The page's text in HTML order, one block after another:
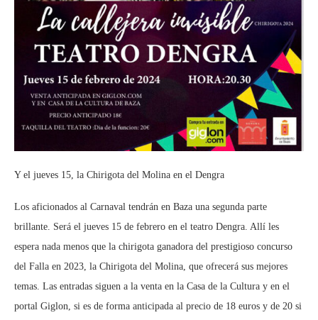
Y el jueves 15, la Chirigota del Molina en el Dengra
Los aficionados al Carnaval tendrán en Baza una segunda parte
brillante. Será el jueves 15 de febrero en el teatro Dengra. Allí les
espera nada menos que la chirigota ganadora del prestigioso concurso
del Falla en 2023, la Chirigota del Molina, que ofrecerá sus mejores
temas. Las entradas siguen a la venta en la Casa de la Cultura y en el
portal Giglon, si es de forma anticipada al precio de 18 euros y de 20 si